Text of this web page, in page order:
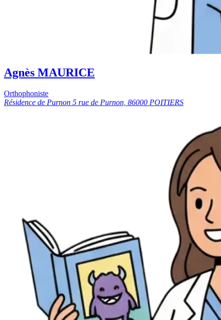
Agnès MAURICE
Orthophoniste
Résidence de Purnon 5 rue de Purnon, 86000 POITIERS